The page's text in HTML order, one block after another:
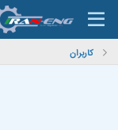
کاربران